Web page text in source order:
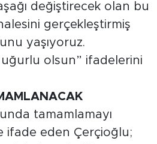
değiştirecek olan bu
gerçekleştirmiş
yaşıyoruz.
uğurlu olsun” ifadelerini
tamamlamayı
ifade eden Çerçioğlu;